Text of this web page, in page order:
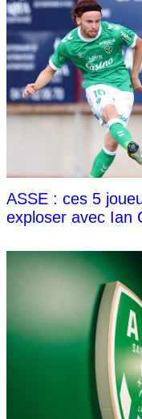
ASSE : ces 5
exploser avec Ian